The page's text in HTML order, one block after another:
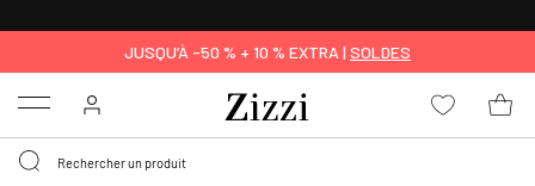
JUSQU’À -50 % + 10 % EXTRA | SOLDES
Menu